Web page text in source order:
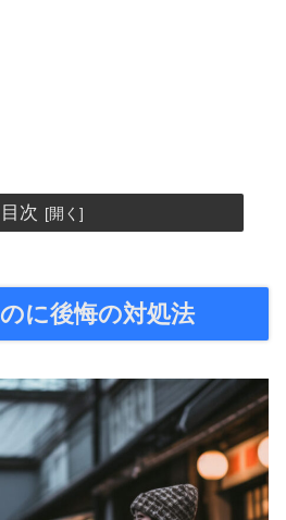
目次
に後悔の対処法